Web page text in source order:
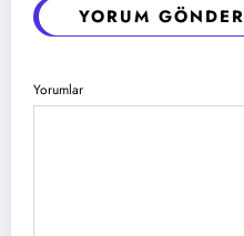
YORUM GÖNDER
Yorumlar